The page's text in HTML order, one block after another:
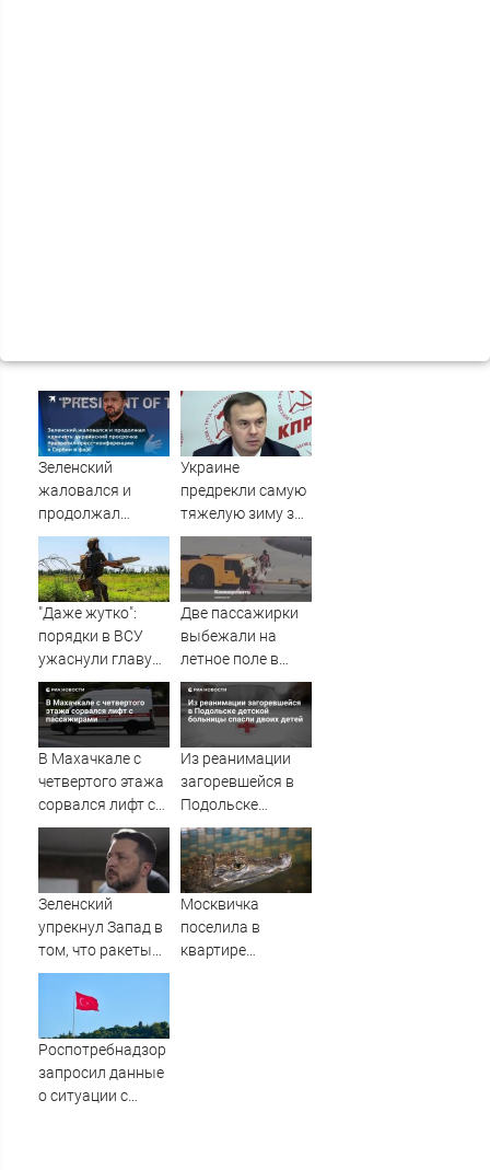
Зеленский
жаловался и
продолжал
клянчить:
украинский
просрочка
превратил пресс-
конференцию в
Украине
предрекли самую
тяжелую зиму за
последние годы -
Новости на
Вести.ru
"Даже жутко":
порядки в ВСУ
ужаснули главу
британской
армии
Две пассажирки
выбежали на
летное поле в
Шереметьево
В Махачкале с
четвертого этажа
сорвался лифт с
пассажирами
Из реанимации
загоревшейся в
Подольске
детской
больницы спасли
двоих детей
Зеленский
упрекнул Запад в
том, что ракеты
для Patriot
пылятся на
складах - Новости
на Вести.ru
Москвичка
поселила в
квартире
Роспотребнадзор
запросил данные
о ситуации с